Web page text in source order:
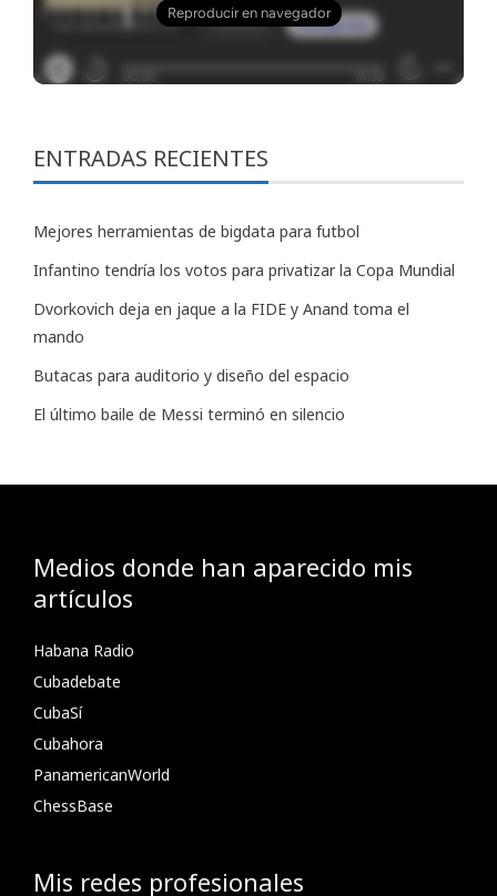
ENTRADAS RECIENTES
Mejores herramientas de bigdata para futbol
Infantino tendría los votos para privatizar la Copa Mundial
Dvorkovich deja en jaque a la FIDE y Anand toma el
mando
Butacas para auditorio y diseño del espacio
El último baile de Messi terminó en silencio
Medios donde han aparecido mis
artículos
Habana Radio
Cubadebate
CubaSí
Cubahora
PanamericanWorld
ChessBase
Mis redes profesionales